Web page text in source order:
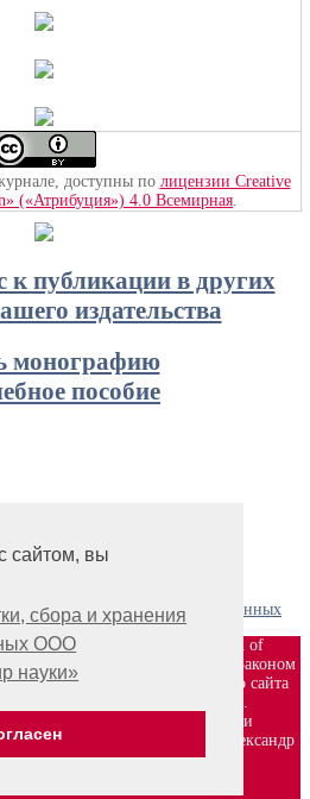
сайтом, вы
сбора и хранения
ООО
науки»
доступны по лицензии Creative
(«Атрибуция») 4.0 Всемирная
публикации в других
издательства
монографию
пособие
и хранения персональных данных
\ «Publishing company «World of
на сайте, охраняются Законом
любых материалов этого сайта
согласования с издательством.
на сайте научные публикации
и поддержка сайта — Александр